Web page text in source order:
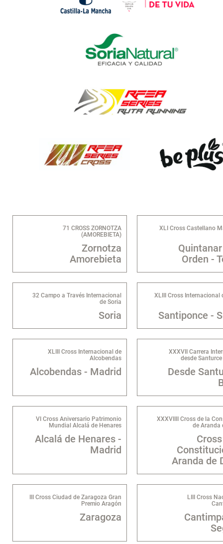
71 CROSS ZORNOTZA
(AMOREBIETA)
Zornotza
Amorebieta
XLI Cross Castellano
Orden -
32 Campo a Través Internacional
de Soria
Soria
XLIII Cross Internacional
Santiponce -
XLIII Cross Internacional de
Alcobendas
Alcobendas - Madrid
XXXVII Carrera
desde
Desde
VI Cross Aniversario Patrimonio
Mundial Alcalá de Henares
Alcalá de Henares -
Madrid
XXXVIIII Cross de la
de Aranda
Aranda de
III Cross Ciudad de Zaragoza Gran
Premio Aragón
Zaragoza
LIII Cross